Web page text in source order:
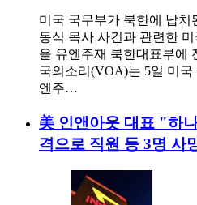
미국 국무부가 북한에 납치
동식 목사 사건과 관련한
을 유엔주재 북한대표부에
국의소리(VOA)는 5일 미
엔주…
美 인앤아웃 대표 "하
격으로 직원 등 3명 사